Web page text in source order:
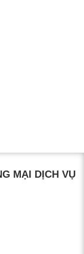
MẠI DỊCH VỤ